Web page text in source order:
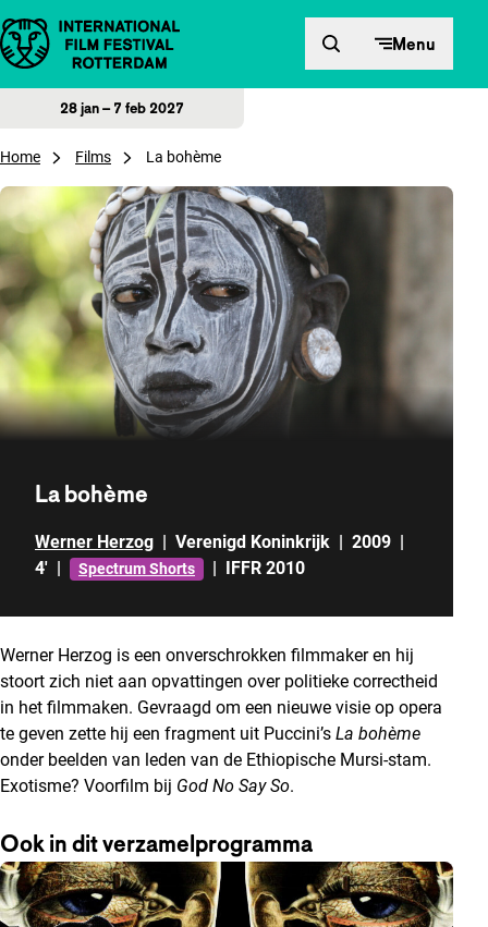
Direct naar inhoud Menu
28 jan – 7 feb 2027
Home Films La bohème
La bohème
Werner Herzog | Verenigd Koninkrijk | 2009 |
4' | Spectrum Shorts | IFFR 2010
Werner Herzog is een onverschrokken filmmaker en hij
stoort zich niet aan opvattingen over politieke correctheid
in het filmmaken. Gevraagd om een nieuwe visie op opera
te geven zette hij een fragment uit Puccini’s La bohème
onder beelden van leden van de Ethiopische Mursi-stam.
Exotisme? Voorfilm bij God No Say So.
Ook in dit verzamelprogramma